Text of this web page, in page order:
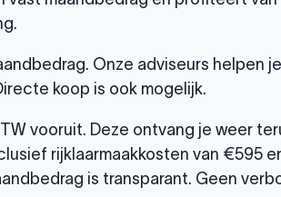
Onze adviseurs helpen
koop is ook mogelijk.
vooruit. Deze ontvang je weer
rijklaarmaakkosten van €595
is transparant. Geen